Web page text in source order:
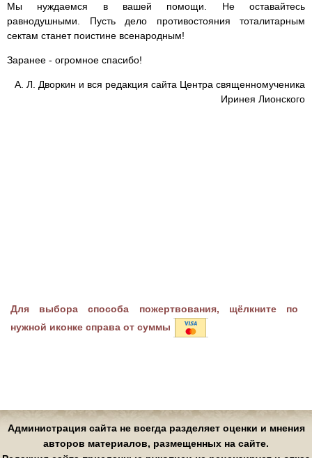
Мы нуждаемся в вашей помощи. Не оставайтесь
равнодушными. Пусть дело противостояния тоталитарным
сектам станет поистине всенародным!
Заранее - огромное спасибо!
А. Л. Дворкин и вся редакция сайта Центра священномученика
Иринея Лионского
Для выбора способа пожертвования, щёлкните по
нужной иконке справа от суммы
Администрация сайта не всегда разделяет оценки и мнения
авторов материалов, размещенных на сайте.